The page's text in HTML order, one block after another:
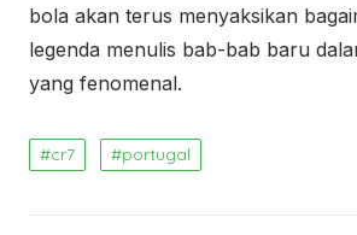
bola akan terus menyaksikan
legenda menulis bab-bab baru
yang fenomenal.
cr7 portugal